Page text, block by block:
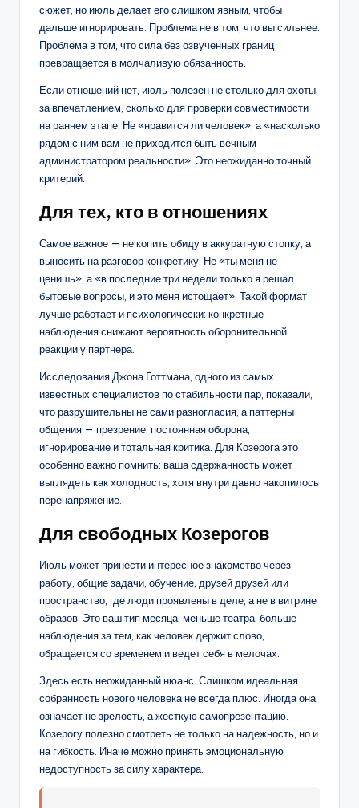
сюжет, но июль делает его слишком явным, чтобы
дальше игнорировать. Проблема не в том, что вы сильнее.
Проблема в том, что сила без озвученных границ
превращается в молчаливую обязанность.
Если отношений нет, июль полезен не столько для охоты
за впечатлением, сколько для проверки совместимости
на раннем этапе. Не «нравится ли человек», а «насколько
рядом с ним вам не приходится быть вечным
администратором реальности». Это неожиданно точный
критерий.
Для тех, кто в отношениях
Самое важное — не копить обиду в аккуратную стопку, а
выносить на разговор конкретику. Не «ты меня не
ценишь», а «в последние три недели только я решал
бытовые вопросы, и это меня истощает». Такой формат
лучше работает и психологически: конкретные
наблюдения снижают вероятность оборонительной
реакции у партнера.
Исследования Джона Готтмана, одного из самых
известных специалистов по стабильности пар, показали,
что разрушительны не сами разногласия, а паттерны
общения — презрение, постоянная оборона,
игнорирование и тотальная критика. Для Козерога это
особенно важно помнить: ваша сдержанность может
выглядеть как холодность, хотя внутри давно накопилось
перенапряжение.
Для свободных Козерогов
Июль может принести интересное знакомство через
работу, общие задачи, обучение, друзей друзей или
пространство, где люди проявлены в деле, а не в витрине
образов. Это ваш тип месяца: меньше театра, больше
наблюдения за тем, как человек держит слово,
обращается со временем и ведет себя в мелочах.
Здесь есть неожиданный нюанс. Слишком идеальная
собранность нового человека не всегда плюс. Иногда она
означает не зрелость, а жесткую самопрезентацию.
Козерогу полезно смотреть не только на надежность, но и
на гибкость. Иначе можно принять эмоциональную
недоступность за силу характера.